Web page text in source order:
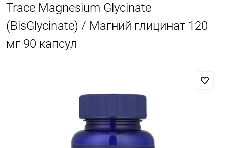
Trace Magnesium Glycinate
(BisGlycinate) / Магний глицинат 120
мг 90 капсул